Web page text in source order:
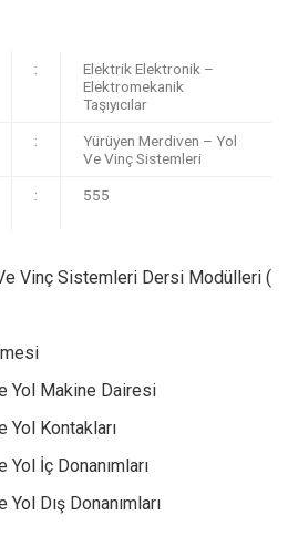
:
Elektrik Elektronik –
Elektromekanik
Taşıyıcılar
:
Yürüyen Merdiven – Yol
Ve Vinç Sistemleri
: 555
Vinç Sistemleri Dersi Modülleri (
Yol Makine Dairesi
Yol Kontakları
İç Donanımları
Dış Donanımları